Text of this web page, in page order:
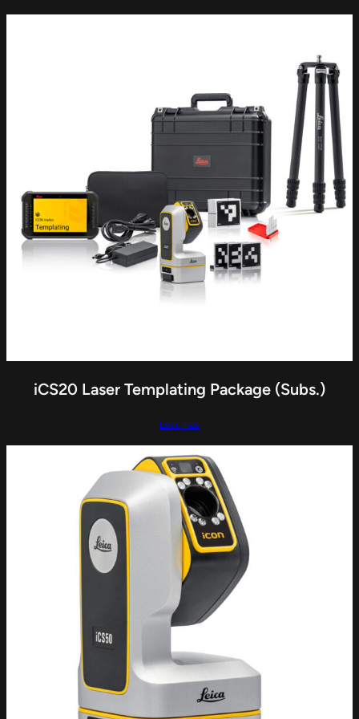
iCS20 Laser Templating Package (Subs.)
Leer más